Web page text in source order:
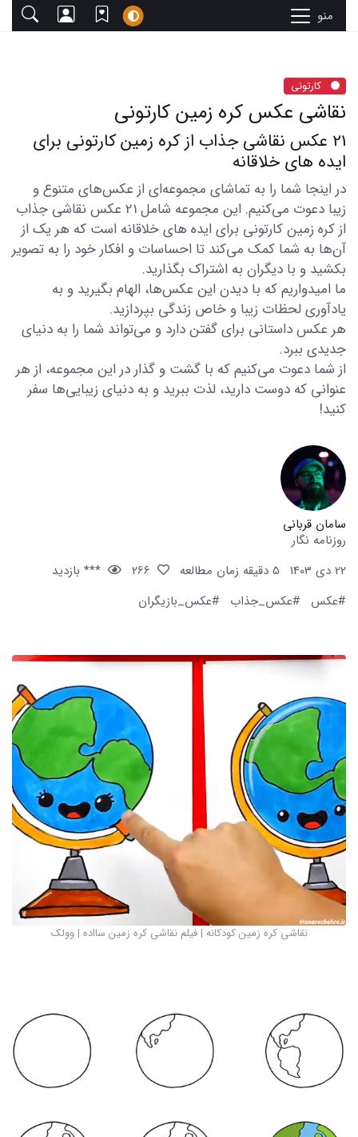
منو
کارتونی
نقاشی عکس کره زمین کارتونی
21 عکس نقاشی جذاب از کره زمین کارتونی برای
ایده های خلاقانه
در اینجا شما را به تماشای مجموعه‌ای از عکس‌های متنوع و
زیبا دعوت می‌کنیم. این مجموعه شامل 21 عکس نقاشی جذاب
از کره زمین کارتونی برای ایده های خلاقانه است که هر یک از
آن‌ها به شما کمک می‌کند تا احساسات و افکار خود را به تصویر
بکشید و با دیگران به اشتراک بگذارید.
ما امیدواریم که با دیدن این عکس‌ها، الهام بگیرید و به
یادآوری لحظات زیبا و خاص زندگی بپردازید.
هر عکس داستانی برای گفتن دارد و می‌تواند شما را به دنیای
جدیدی ببرد.
از شما دعوت می‌کنیم که با گشت و گذار در این مجموعه، از هر
عنوانی که دوست دارید، لذت ببرید و به دنیای زیبایی‌ها سفر
کنید!
سامان قربانی
روزنامه نگار
22 دی 1403
5 دقیقه زمان مطالعه
*** بازدید
#عکس
#عکس_جذاب #عکس_بازیگران
نقاشی کره زمین کودکانه | فیلم نقاشی کره زمین سااده | وولک